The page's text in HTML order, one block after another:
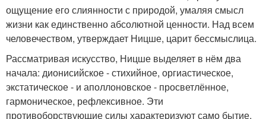
ощущение его слиянности с природой, умаляя смысл
жизни как единственно абсолютной ценности. Над всем
человечеством, утверждает Ницше, царит бессмыслица.
Рассматривая искусство, Ницше выделяет в нём два
начала: дионисийское - стихийное, оргиастическое,
экстатическое - и аполлоновское - просветлённое,
гармоническое, рефлексивное. Эти
противоборствующие силы характеризуют само бытие,